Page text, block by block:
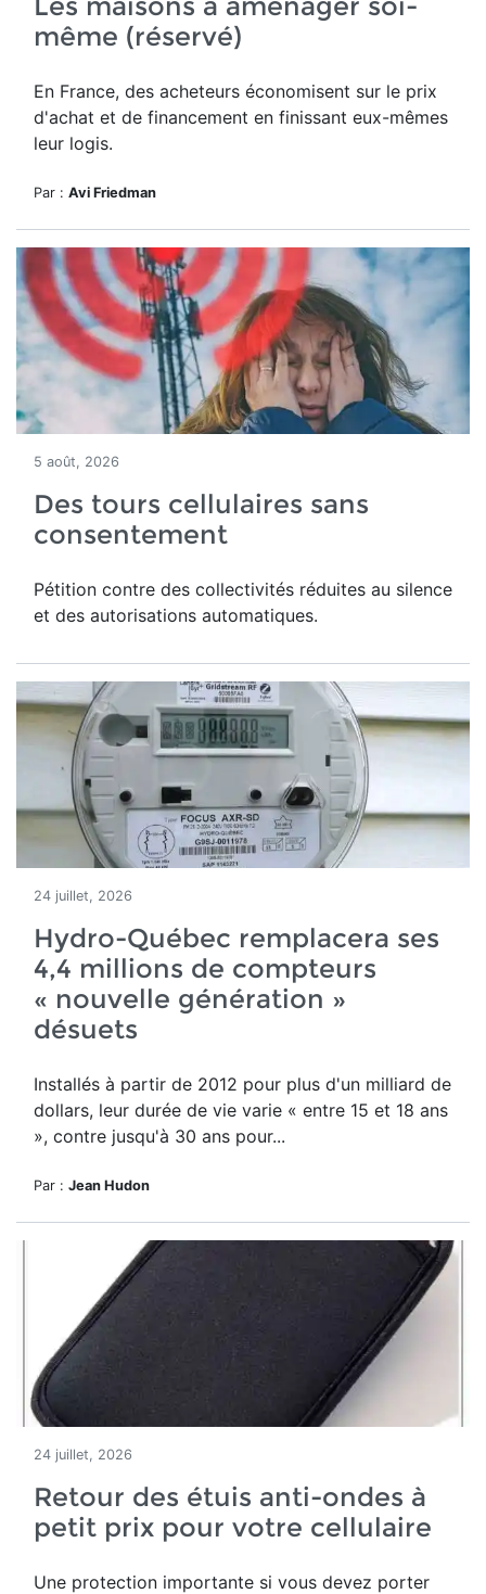
même (réservé)
En France, des acheteurs économisent sur le prix
d'achat et de financement en finissant eux-mêmes
leur logis.
Par : Avi Friedman
5 août, 2026
Des tours cellulaires sans
consentement
Pétition contre des collectivités réduites au silence
et des autorisations automatiques.
24 juillet, 2026
Hydro-Québec remplacera ses
4,4 millions de compteurs
« nouvelle génération »
désuets
Installés à partir de 2012 pour plus d'un milliard de
dollars, leur durée de vie varie « entre 15 et 18 ans
», contre jusqu'à 30 ans pour...
Par : Jean Hudon
24 juillet, 2026
Retour des étuis anti-ondes à
petit prix pour votre cellulaire
Une protection importante si vous devez porter